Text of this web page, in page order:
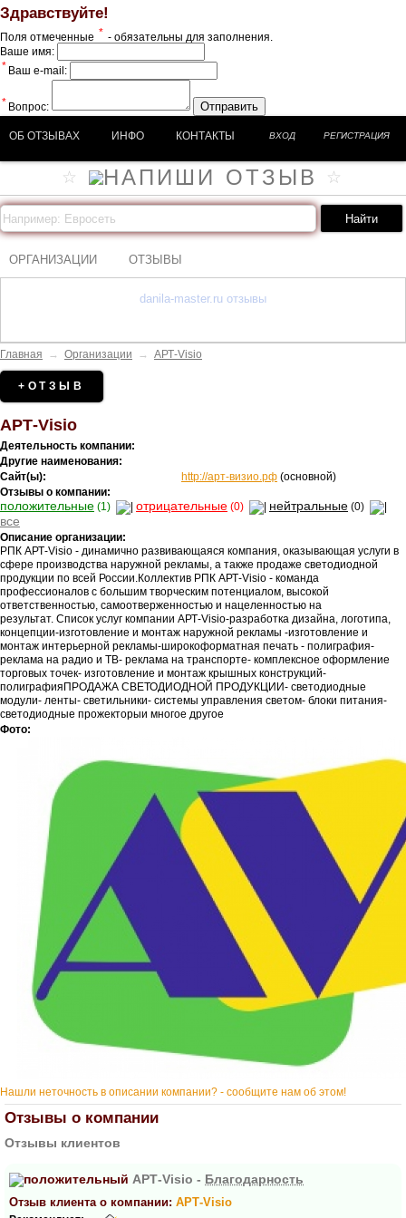
Здравствуйте!
Поля отмеченные * - обязательны для заполнения.
Ваше имя:
* Ваш e-mail:
* Вопрос: Отправить
ОБ ОТЗЫВАХ ИНФО КОНТАКТЫ ВХОД РЕГИСТРАЦИЯ
ОРГАНИЗАЦИИ ОТЗЫВЫ
danila-master.ru отзывы
Главная → Организации → АРТ-Visio
+ОТЗЫВ
АРТ-Visio
Деятельность компании:
Другие наименования:
Сайт(ы):
http://арт-визио.рф (основной)
Отзывы о компании:
положительные (1) отрицательные (0) нейтральные (0)
все
Описание организации:
РПК АРТ-Visio - динамично развивающаяся компания, оказывающая услуги в
сфере производства наружной рекламы, а также продаже светодиодной
продукции по всей России.Коллектив РПК АРТ-Visio - команда
профессионалов с большим творческим потенциалом, высокой
ответственностью, самоотверженностью и нацеленностью на
результат. Список услуг компании АРТ-Visio-разработка дизайна, логотипа,
концепции-изготовление и монтаж наружной рекламы -изготовление и
монтаж интерьерной рекламы-широкоформатная печать - полиграфия-
реклама на радио и ТВ- реклама на транспорте- комплексное оформление
торговых точек- изготовление и монтаж крышных конструкций-
полиграфияПРОДАЖА СВЕТОДИОДНОЙ ПРОДУКЦИИ- светодиодные
модули- ленты- светильники- системы управления светом- блоки питания-
светодиодные прожекторыи многое другое
Фото:
Нашли неточность в описании компании? - сообщите нам об этом!
Отзывы о компании
Отзывы клиентов
АРТ-Visio - Благодарность
Отзыв клиента о компании: АРТ-Visio